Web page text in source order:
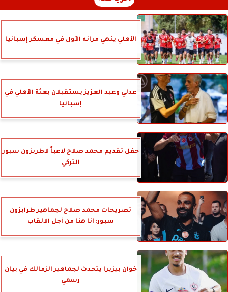
الأهلي ينهي مرانه الأول في معسكر إسبانيا
عدلي وعبد العزيز يستقبلان بعثة الأهلي في
إسبانيا
حفل تقديم محمد صلاح لاعباً لاطربزون سبور
التركي
تصريحات محمد صلاح لجماهير طرابزون
سبور: انا هنا من أجل الالقاب
خوان بيزيرا يتحدث لجماهير الزمالك في بيان
رسمي